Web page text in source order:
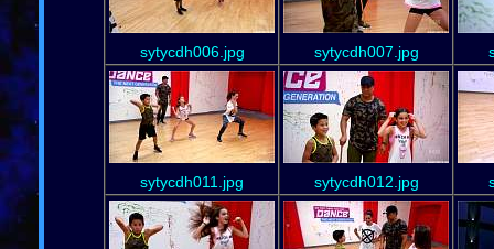
sytycdh006.jpg sytycdh007.jpg
sytycdh011.jpg sytycdh012.jpg